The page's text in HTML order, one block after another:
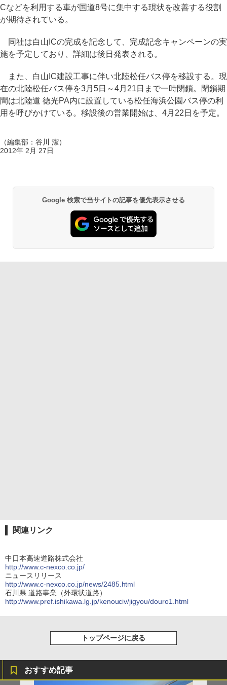
Cなどを利用する車が国道8号に集中する現状を改善する役割
が期待されている。
同社は白山ICの完成を記念して、完成記念キャンペーンの実
施を予定しており、詳細は後日発表される。
また、白山IC建設工事に伴い北陸松任バス停を移設する。現
在の北陸松任バス停を3月5日～4月21日まで一時閉鎖。閉鎖期
間は北陸道 徳光PA内に設置している松任海浜公園バス停の利
用を呼びかけている。移設後の営業開始は、4月22日を予定。
（編集部：谷川 潔）
2012年 2月 27日
Google 検索で当サイトの記事を優先表示させる
関連リンク
中日本高速道路株式会社
http://www.c-nexco.co.jp/
ニュースリリース
http://www.c-nexco.co.jp/news/2485.html
石川県 道路事業（外環状道路）
http://www.pref.ishikawa.lg.jp/kenouciv/jigyou/douro1.html
トップページに戻る
おすすめ記事